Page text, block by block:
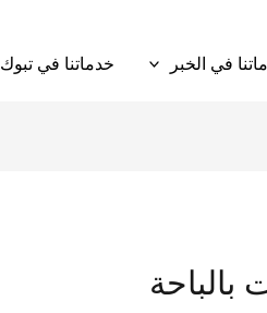
في الخبر خدماتنا في تبوك